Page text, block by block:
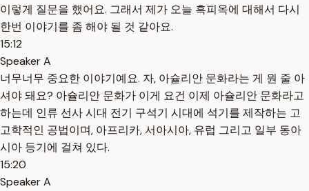
이렇게 질문을 했어요. 그래서 제가 오늘 흑피옥에 대해서 다시
한번 이야기를 좀 해야 될 것 같아요.
15:12
Speaker A
너무너무 중요한 이야기예요. 자, 아슐리안 문화라는 게 뭔 줄 아
셔야 돼요? 아슐리안 문화가 이게 요건 이제 아슐리안 문화라고
하는데 인류 선사 시대 전기 구석기 시대에 석기를 제작하는 고
고학적인 공법이며, 아프리카, 서아시아, 유럽 그리고 일부 동아
시아 등기에 걸쳐 있다.
15:20
Speaker A